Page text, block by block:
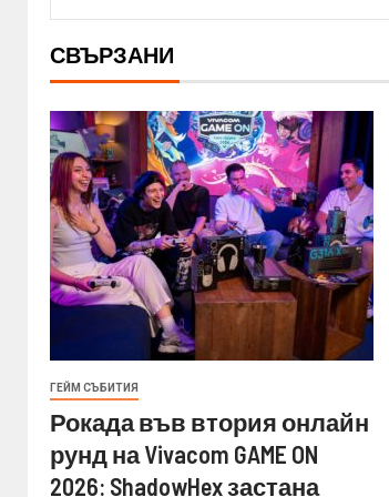
СВЪРЗАНИ
ГЕЙМ СЪБИТИЯ
Рокада във втория онлайн
рунд на Vivacom GAME ON
2026: ShadowHex застана